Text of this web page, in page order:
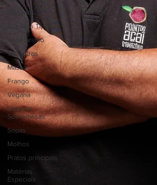
Salgados
Comidas Típicas
Vegetariano
Temperos
Massas
Frango
Vegana
Doces e
Sobremesas
Sopas
Molhos
Pratos principais
Matérias
Especiais